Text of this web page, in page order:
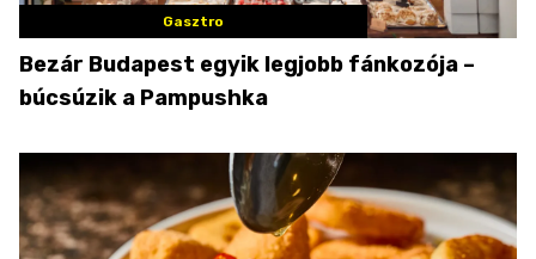
Gasztro
Bezár Budapest egyik legjobb fánkozója –
búcsúzik a Pampushka